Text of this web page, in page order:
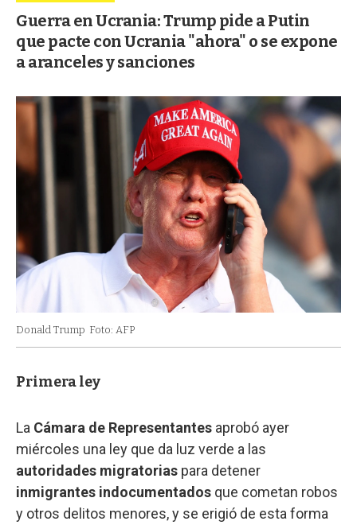
Guerra en Ucrania: Trump pide a Putin
que pacte con Ucrania "ahora" o se expone
a aranceles y sanciones
Donald Trump Foto: AFP
Primera ley
La Cámara de Representantes aprobó ayer
miércoles una ley que da luz verde a las
autoridades migratorias para detener
inmigrantes indocumentados que cometan robos
y otros delitos menores, y se erigió de esta forma